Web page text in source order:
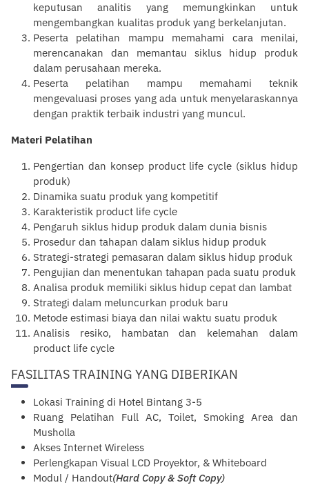
keputusan analitis yang memungkinkan untuk
mengembangkan kualitas produk yang berkelanjutan.
Peserta pelatihan mampu memahami cara menilai,
merencanakan dan memantau siklus hidup produk
dalam perusahaan mereka.
Peserta pelatihan mampu memahami teknik
mengevaluasi proses yang ada untuk menyelaraskannya
dengan praktik terbaik industri yang muncul.
Materi Pelatihan
Pengertian dan konsep product life cycle (siklus hidup
produk)
Dinamika suatu produk yang kompetitif
Karakteristik product life cycle
Pengaruh siklus hidup produk dalam dunia bisnis
Prosedur dan tahapan dalam siklus hidup produk
Strategi-strategi pemasaran dalam siklus hidup produk
Pengujian dan menentukan tahapan pada suatu produk
Analisa produk memiliki siklus hidup cepat dan lambat
Strategi dalam meluncurkan produk baru
Metode estimasi biaya dan nilai waktu suatu produk
Analisis resiko, hambatan dan kelemahan dalam
product life cycle
FASILITAS TRAINING YANG DIBERIKAN
Lokasi Training di Hotel Bintang 3-5
Ruang Pelatihan Full AC, Toilet, Smoking Area dan
Musholla
Akses Internet Wireless
Perlengkapan Visual LCD Proyektor, & Whiteboard
Modul / Handout(Hard Copy & Soft Copy)